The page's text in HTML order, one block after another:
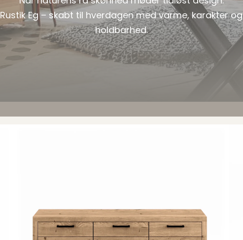
Rustik Eg – skabt til hverdagen med varme, karakter og
holdbarhed.
Woodstock Skænk 11597